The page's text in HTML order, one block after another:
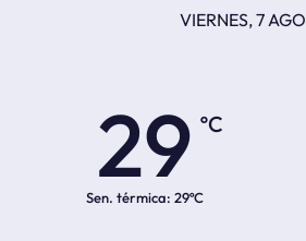
VIERNES, 7 AGO
29
ºC
Sen. térmica: 29ºC